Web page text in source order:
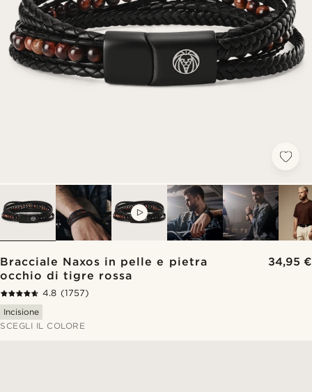
Bracciale Naxos in pelle e pietra
occhio di tigre rossa
34,95 €
4.8 (1757)
Incisione
SCEGLI IL COLORE